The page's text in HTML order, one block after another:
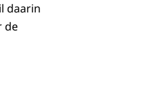
daarin
de